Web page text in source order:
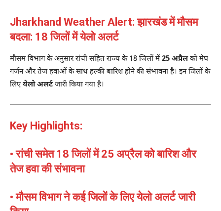
Jharkhand Weather Alert: झारखंड में मौसम
बदला: 18 जिलों में येलो अलर्ट
मौसम विभाग के अनुसार रांची सहित राज्य के 18 जिलों में25 अप्रैलको मेघ
गर्जन और तेज हवाओं के साथ हल्की बारिश होने की संभावना है। इन जिलों के
लिएयेलो अलर्टजारी किया गया है।
Key Highlights:
• रांची समेत 18 जिलों में 25 अप्रैल को बारिश और
तेज हवा की संभावना
• मौसम विभाग ने कई जिलों के लिए येलो अलर्ट जारी